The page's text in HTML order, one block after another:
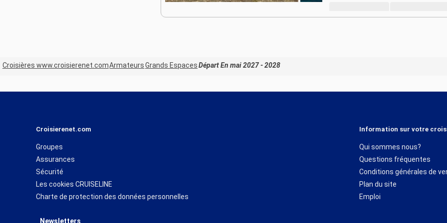
Croisières www.croisierenet.comArmateursGrands EspacesDépart En mai 2027 - 2028
Croisierenet.com
Groupes
Assurances
Sécurité
Les cookies CRUISELINE
Charte de protection des données personnelles
Information sur votre
Qui sommes nous?
Questions fréquentes
Conditions générales de
Plan du site
Emploi
Newsletters